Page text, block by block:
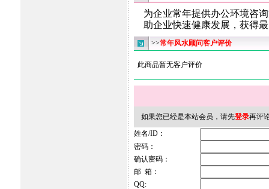
为企业常年提供办公环境咨
助企业快速健康发展，获得
>>常年风水顾问客户评价
此商品暂无客户评价
如果您已经是本站会员，请先登录再评
姓名/ID：
密码：
确认密码：
邮 箱：
QQ: